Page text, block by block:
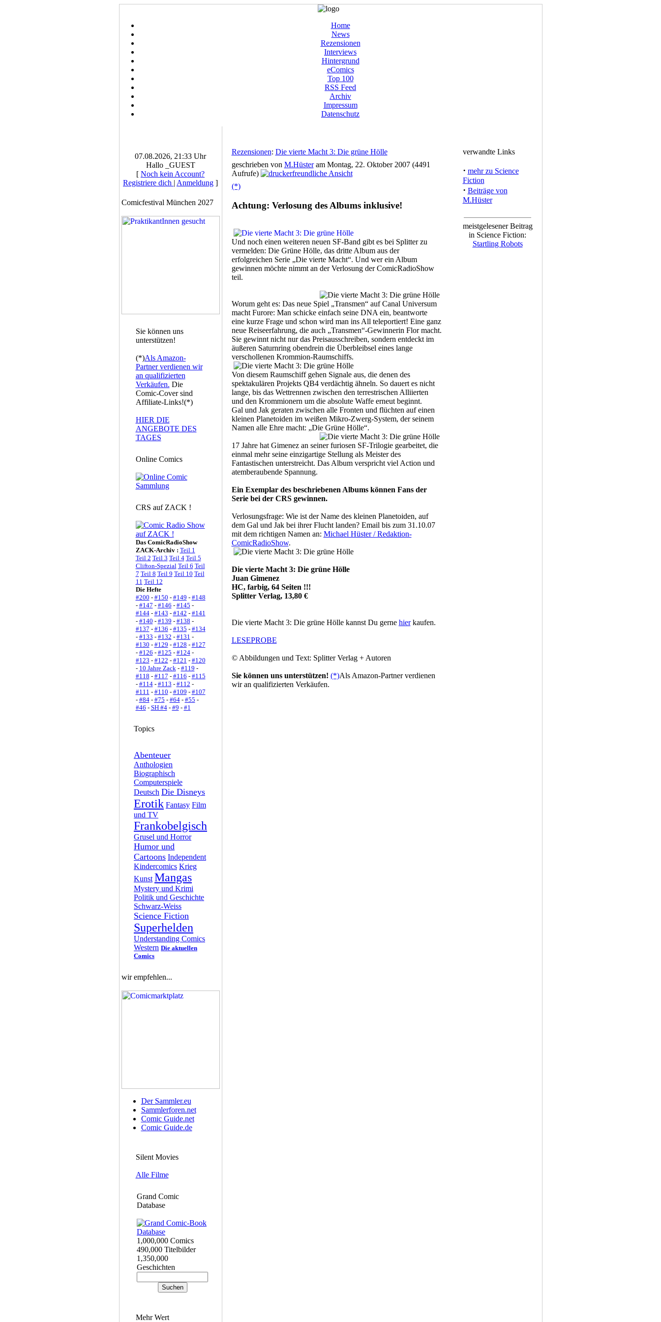
Home
News
Rezensionen
Interviews
Hintergrund
eComics
Top 100
RSS Feed
Archiv
Impressum
Datenschutz
07.08.2026, 21:33 Uhr
Hallo _GUEST
[ Noch kein Account?
Registriere dich | Anmeldung ]
Comicfestival München 2027
Sie können uns
unterstützen!
(*)Als Amazon-
Partner verdienen wir
an qualifizierten
Verkäufen. Die
Comic-Cover sind
Affiliate-Links!(*)
HIER DIE
ANGEBOTE DES
TAGES
Online Comics
CRS auf ZACK !
Das ComicRadioShow
ZACK-Archiv : Teil 1
Teil 2 Teil 3 Teil 4 Teil 5
Clifton-Spezial Teil 6 Teil
7 Teil 8 Teil 9 Teil 10 Teil
11 Teil 12
Die Hefte
#200 - #150 - #149 - #148
- #147 - #146 - #145 -
#144- #143 - #142 - #141
- #140 - #139 - #138 -
#137 - #136 - #135 - #134
- #133 - #132 - #131 -
#130 - #129 - #128 - #127
- #126 - #125 - #124-
#123 - #122 - #121 - #120
- 10 Jahre Zack- #119 -
#118 - #117 - #116 - #115
- #114- #113 - #112 -
#111 - #110 - #109 - #107
- #84- #75 - #64- #55 -
#46 - SH #4- #9 - #1
Topics
Abenteuer
Anthologien
Biographisch
Computerspiele
Deutsch Die Disneys
Erotik Fantasy Film
und TV
Frankobelgisch
Grusel und Horror
Humor und
Cartoons Independent
Kindercomics Krieg
Kunst Mangas
Mystery und Krimi
Politik und Geschichte
Schwarz-Weiss
Science Fiction
Superhelden
Understanding Comics
Western Die aktuellen
Comics
wir empfehlen...
Der Sammler.eu
Sammlerforen.net
Comic Guide.net
Comic Guide.de
Silent Movies
Alle Filme
Grand Comic
Database
1,000,000 Comics
490,000 Titelbilder
1,350,000
Geschichten
Mehr Wert
Rezensionen: Die vierte Macht 3: Die grüne Hölle
geschrieben von M.Hüsteram Montag, 22. Oktober 2007 (4491
Aufrufe)
(*)
Achtung: Verlosung des Albums inklusive!
Und noch einen weiteren neuen SF-Band gibt es bei Splitter zu
vermelden: Die Grüne Hölle, das dritte Album aus der
erfolgreichen Serie „Die vierte Macht“. Und wer ein Album
gewinnen möchte nimmt an der Verlosung der ComicRadioShow
teil.
Worum geht es: Das neue Spiel „Transmen“ auf Canal Universum
macht Furore: Man schicke einfach seine DNA ein, beantworte
eine kurze Frage und schon wird man ins All teleportiert! Eine ganz
neue Reiseerfahrung, die auch „Transmen“-Gewinnerin Flor macht.
Sie gewinnt nicht nur das Preisausschreiben, sondern entdeckt im
äußeren Saturnring obendrein die Überbleibsel eines lange
verschollenen Krommion-Raumschiffs.
Von diesem Raumschiff gehen Signale aus, die denen des
spektakulären Projekts QB4 verdächtig ähneln. So dauert es nicht
lange, bis das Wettrennen zwischen den terrestrischen Alliierten
und den Krommionern um die absolute Waffe erneut beginnt.
Gal und Jak geraten zwischen alle Fronten und flüchten auf einen
kleinen Planetoiden im weißen Mikro-Zwerg-System, der seinem
Namen alle Ehre macht: „Die Grüne Hölle“.
17 Jahre hat Gimenez an seiner furiosen SF-Trilogie gearbeitet, die
einmal mehr seine einzigartige Stellung als Meister des
Fantastischen unterstreicht. Das Album verspricht viel Action und
atemberaubende Spannung.
Ein Exemplar des beschriebenen Albums können Fans der
Serie bei der CRS gewinnen.
Verlosungsfrage: Wie ist der Name des kleinen Planetoiden, auf
dem Gal und Jak bei ihrer Flucht landen? Email bis zum 31.10.07
mit dem richtigen Namen an: Michael Hüster / Redaktion-
ComicRadioShow.
Die vierte Macht 3: Die grüne Hölle
Juan Gimenez
HC, farbig, 64 Seiten !!!
Splitter Verlag, 13,80 €
Die vierte Macht 3: Die grüne Hölle kannst Du gerne hierkaufen.
LESEPROBE
© Abbildungen und Text: Splitter Verlag + Autoren
Sie können uns unterstützen! (*)Als Amazon-Partner verdienen
wir an qualifizierten Verkäufen.
verwandte Links
· mehr zu Science
Fiction
· Beiträge von
M.Hüster
meistgelesener Beitrag
in Science Fiction:
Startling Robots